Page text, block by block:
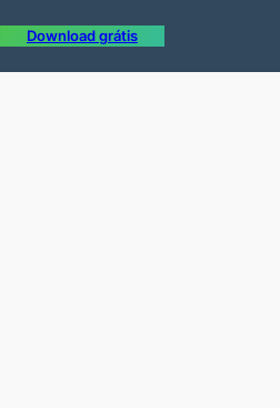
Download grátis